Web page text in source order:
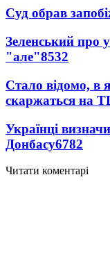
Суд обрав
Зеленський про
"але"8532
Стало відомо, в
скаржаться на
Українці
Донбасу6782
Читати коментарі